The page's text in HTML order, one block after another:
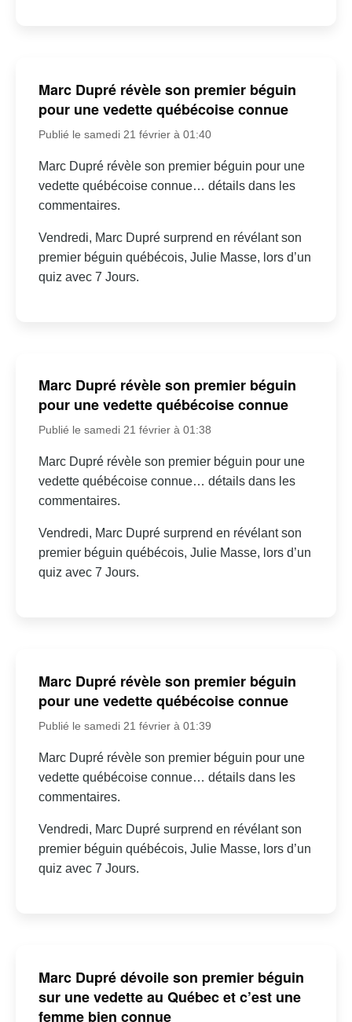
Marc Dupré révèle son premier béguin
pour une vedette québécoise connue
Publié le samedi 21 février à 01:40
Marc Dupré révèle son premier béguin pour une
vedette québécoise connue… détails dans les
commentaires.
Vendredi, Marc Dupré surprend en révélant son
premier béguin québécois, Julie Masse, lors d’un
quiz avec 7 Jours.
Marc Dupré révèle son premier béguin
pour une vedette québécoise connue
Publié le samedi 21 février à 01:38
Marc Dupré révèle son premier béguin pour une
vedette québécoise connue… détails dans les
commentaires.
Vendredi, Marc Dupré surprend en révélant son
premier béguin québécois, Julie Masse, lors d’un
quiz avec 7 Jours.
Marc Dupré révèle son premier béguin
pour une vedette québécoise connue
Publié le samedi 21 février à 01:39
Marc Dupré révèle son premier béguin pour une
vedette québécoise connue… détails dans les
commentaires.
Vendredi, Marc Dupré surprend en révélant son
premier béguin québécois, Julie Masse, lors d’un
quiz avec 7 Jours.
Marc Dupré dévoile son premier béguin
sur une vedette au Québec et c’est une
femme bien connue